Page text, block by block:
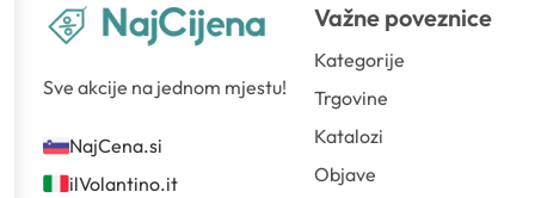
Sve akcije na jednom mjestu!
NajCena.si
ilVolantino.it
Važne poveznice
Kategorije
Trgovine
Katalozi
Objave